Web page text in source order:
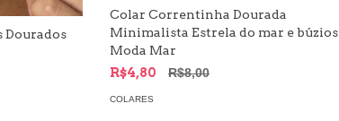
Dourados
Colar Correntinha Dourada
Minimalista Estrela do mar e búzios
Moda Mar
R$4,80
R$8,00
COLARES